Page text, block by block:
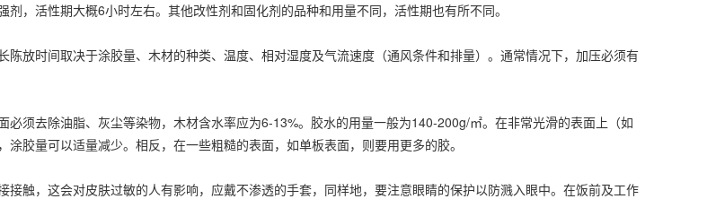
剂，活性期大概6小时左右。其他改性剂和固化剂的品种和用量不同，活性期也有所不同。
陈放时间取决于涂胶量、木材的种类、温度、相对湿度及气流速度（通风条件和排量）。通常情况下，加压必须有
必须去除油脂、灰尘等染物，木材含水率应为6-13%。胶水的用量一般为140‐200g/㎡。在非常光滑的表面上（如
涂胶量可以适量减少。相反，在一些粗糙的表面，如单板表面，则要用更多的胶。
接触，这会对皮肤过敏的人有影响，应戴不渗透的手套，同样地，要注意眼睛的保护以防溅入眼中。在饭前及工作